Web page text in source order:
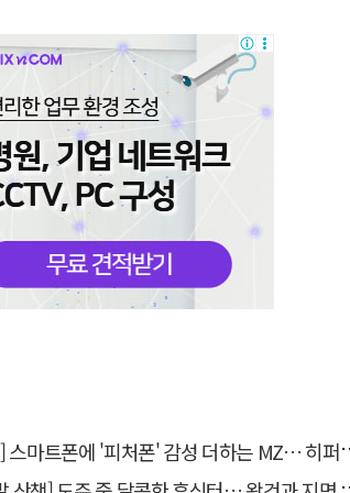
마트폰에 '피처폰' 감성 더하는 MZ… 히퍼와 줄이어폰